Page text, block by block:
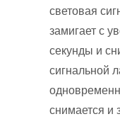
световая
замигает с
секунды и
сигнальной
снимается и